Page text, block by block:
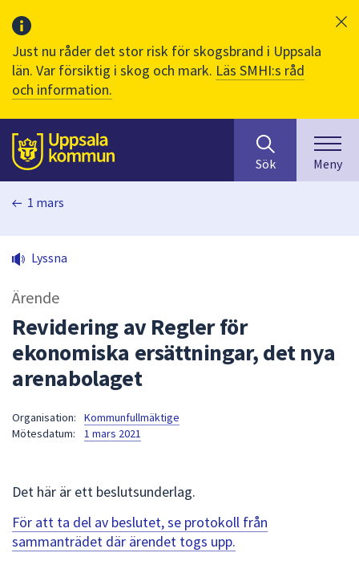
Just nu råder det stor risk för skogsbrand i Uppsala
län. Var försiktig i skog och mark. Läs SMHI:s råd
och information.
Till sidans
huvudinnehåll
efter
innehåll
på
sökfältet
kommer
sökförslag
att
navigera
mellan
Sök Meny
1 mars
Lyssna
Ärende
Revidering av Regler för
ekonomiska ersättningar, det nya
arenabolaget
Organisation:
Kommunfullmäktige
Mötesdatum:
1 mars 2021
Det här är ett beslutsunderlag.
För att ta del av beslutet, se protokoll från
sammanträdet där ärendet togs upp.